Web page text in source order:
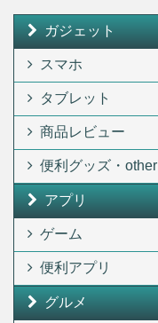
ガジェット
スマホ
タブレット
商品レビュー
便利グッズ・other
アプリ
ゲーム
便利アプリ
グルメ